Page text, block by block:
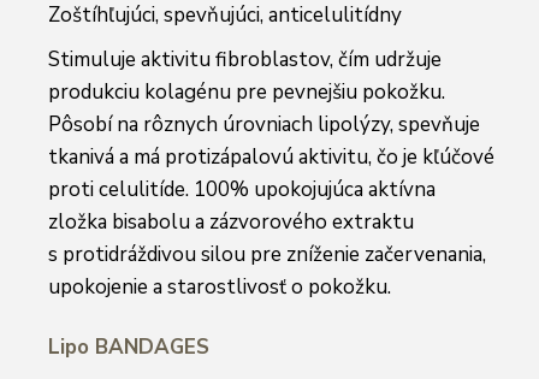
Zoštíhľujúci, spevňujúci, anticelulitídny
Stimuluje aktivitu fibroblastov, čím udržuje
produkciu kolagénu pre pevnejšiu pokožku.
Pôsobí na rôznych úrovniach lipolýzy, spevňuje
tkanivá a má protizápalovú aktivitu, čo je kľúčové
proti celulitíde. 100% upokojujúca aktívna
zložka bisabolu a zázvorového extraktu
s protidráždivou silou pre zníženie začervenania,
upokojenie a starostlivosť o pokožku.
Lipo BANDAGES